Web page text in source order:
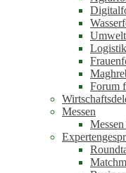
Forum
Messen